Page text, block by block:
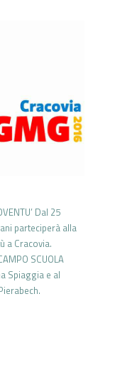
Dal 25
parteciperà alla
a Cracovia.
SCUOLA
Spiaggia e al